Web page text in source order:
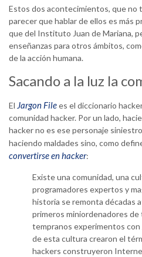
Estos dos acontecimientos, que no
parecer que hablar de ellos es más
que del Instituto Juan de Mariana,
enseñanzas para otros ámbitos,
de la acción humana.
Sacando a la luz la
El Jargon Filees el diccionario
comunidad hacker. Por un lado,
hacker no es ese personaje
haciendo maldades sino, como
convertirse en hacker:
Existe una comunidad, una
programadores expertos y
historia se remonta décadas
primeros miniordenadores
tempranos experimentos con
de esta cultura crearon el
hackers construyeron